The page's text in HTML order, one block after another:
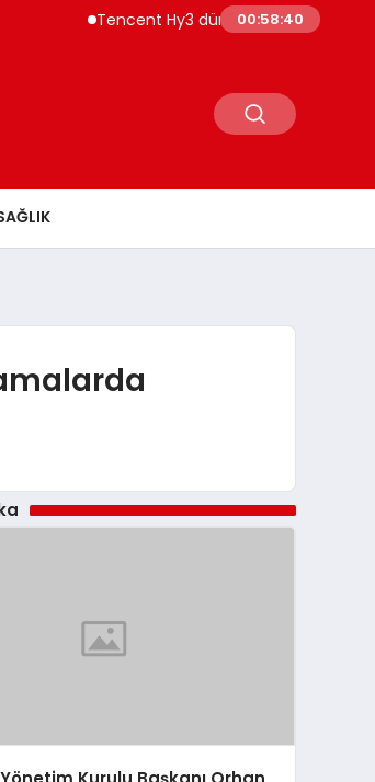
Tencent Hy3 dünya genelinde
00:58:40